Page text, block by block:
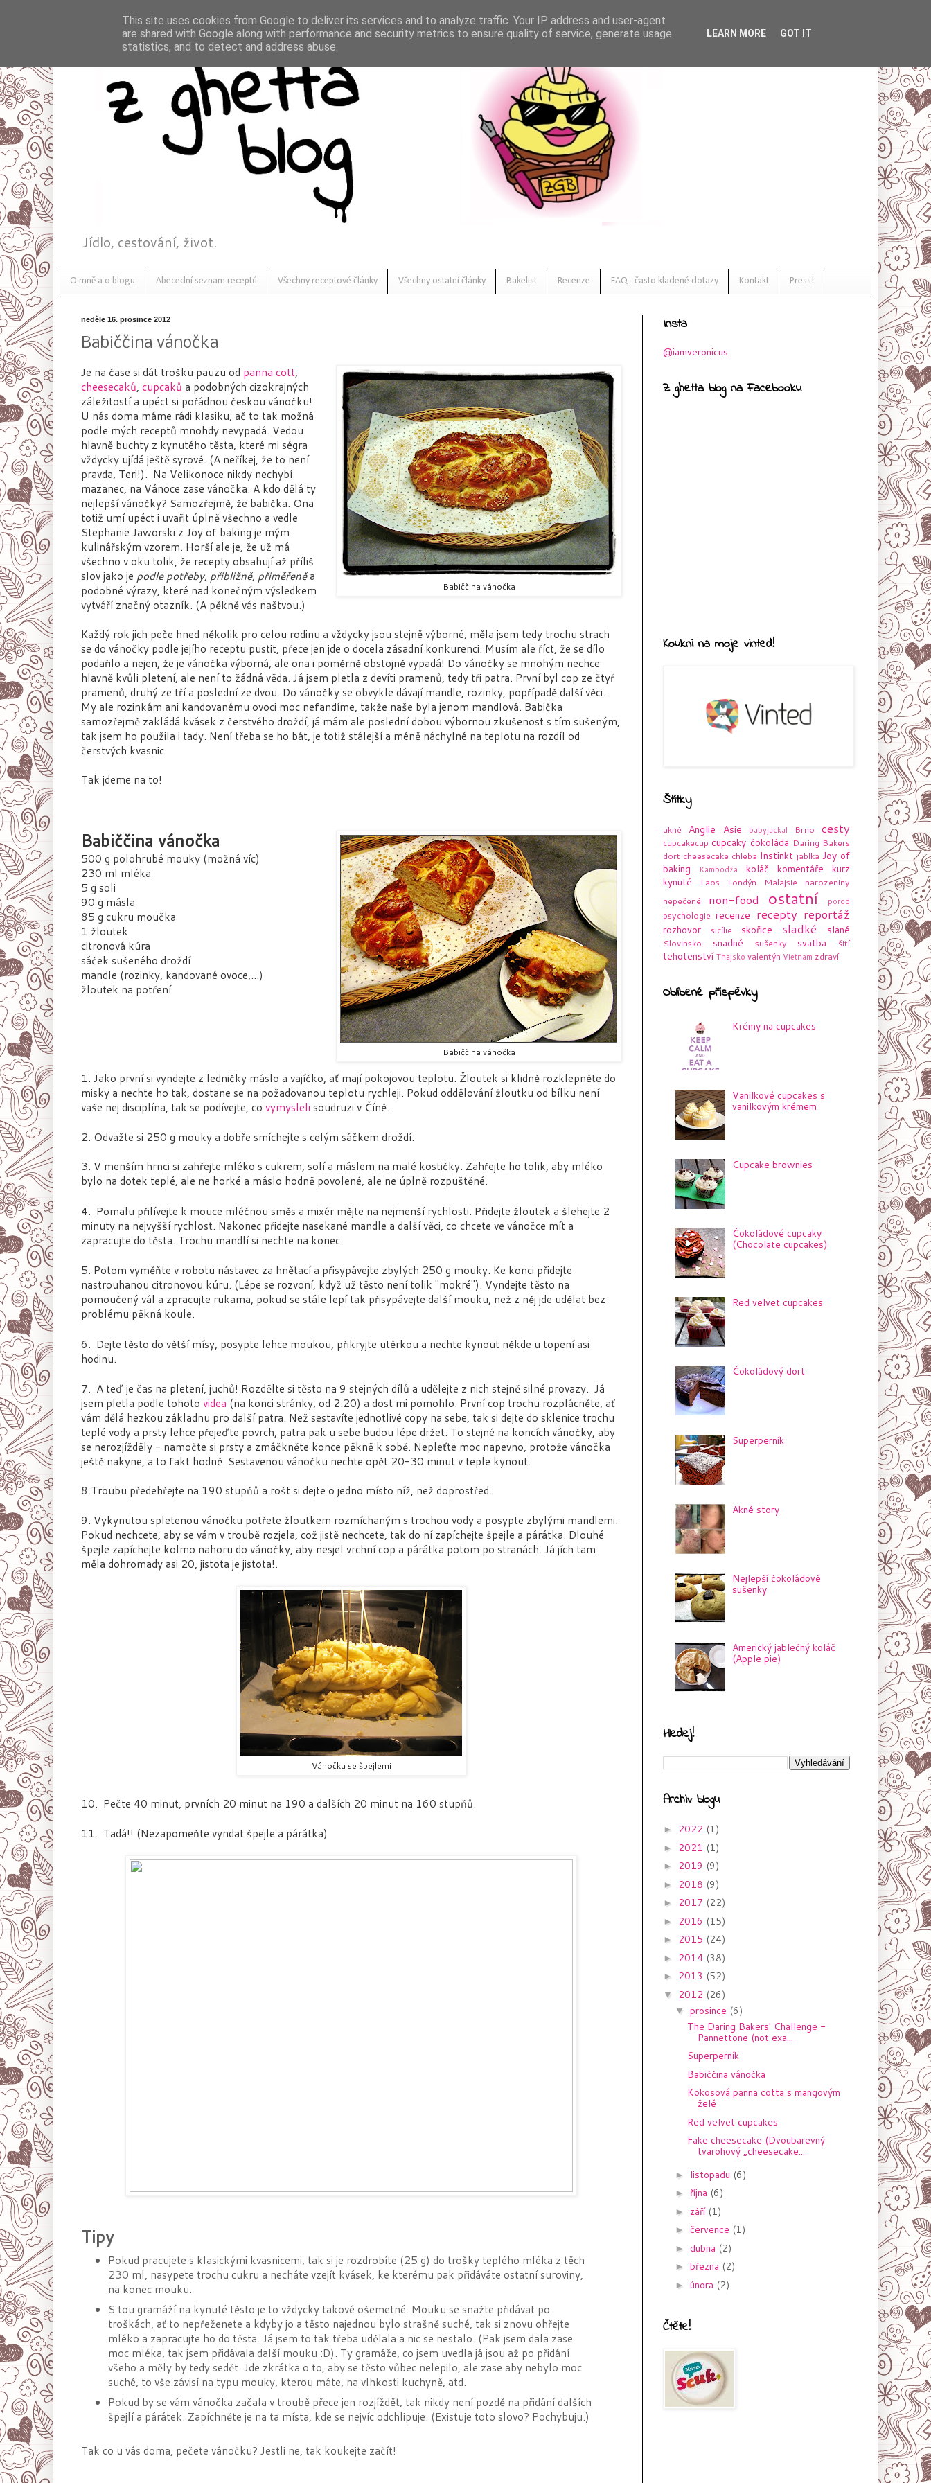
Jídlo, cestování, život.
O mně a o blogu Abecední seznam receptů Všechny receptové články Všechny ostatní články Bakelist Recenze FAQ - často kladené dotazy Kontakt Press!
neděle 16. prosince 2012
Babiččina vánočka
Babiččina vánočka
Je na čase si dát trošku pauzu od panna cott,
cheesecaků, cupcaků a podobných cizokrajných
záležitostí a upéct si pořádnou českou vánočku!
U nás doma máme rádi klasiku, ač to tak možná
podle mých receptů mnohdy nevypadá. Vedou
hlavně buchty z kynutého těsta, které mi ségra
vždycky ujídá ještě syrové. (A neříkej, že to není
pravda, Teri!). Na Velikonoce nikdy nechybí
mazanec, na Vánoce zase vánočka. A kdo dělá ty
nejlepší vánočky? Samozřejmě, že babička. Ona
totiž umí upéct i uvařit úplně všechno a vedle
Stephanie Jaworski z Joy of baking je mým
kulinářským vzorem. Horší ale je, že už má
všechno v oku tolik, že recepty obsahují až příliš
slov jako je podle potřeby, přibližně, přiměřeněa
podobné výrazy, které nad konečným výsledkem
vytváří značný otazník. (A pěkně vás naštvou.)
Každý rok jich peče hned několik pro celou rodinu a vždycky jsou stejně výborné, měla jsem tedy trochu strach
se do vánočky podle jejího receptu pustit, přece jen jde o docela zásadní konkurenci. Musím ale říct, že se dílo
podařilo a nejen, že je vánočka výborná, ale ona i poměrně obstojně vypadá! Do vánočky se mnohým nechce
hlavně kvůli pletení, ale není to žádná věda. Já jsem pletla z devíti pramenů, tedy tři patra. První byl cop ze čtyř
pramenů, druhý ze tří a poslední ze dvou. Do vánočky se obvykle dávají mandle, rozinky, popřípadě další věci.
My ale rozinkám ani kandovanému ovoci moc nefandíme, takže naše byla jenom mandlová. Babička
samozřejmě zakládá kvásek z čerstvého droždí, já mám ale poslední dobou výbornou zkušenost s tím sušeným,
tak jsem ho použila i tady. Není třeba se ho bát, je totiž stálejší a méně náchylné na teplotu na rozdíl od
čerstvých kvasnic.
Tak jdeme na to!
Babiččina vánočka
Babiččina vánočka
500 g polohrubé mouky (možná víc)
230 ml mléka
5 g soli
90 g másla
85 g cukru moučka
1 žloutek
citronová kúra
sáček sušeného droždí
mandle (rozinky, kandované ovoce,...)
žloutek na potření
1. Jako první si vyndejte z ledničky máslo a vajíčko, ať mají pokojovou teplotu. Žloutek si klidně rozklepněte do
misky a nechte ho tak, dostane se na požadovanou teplotu rychleji. Pokud oddělování žloutku od bílku není
vaše nej disciplína, tak se podívejte, co vymysleli soudruzi v Číně.
2. Odvažte si 250 g mouky a dobře smíchejte s celým sáčkem droždí.
3. V menším hrnci si zahřejte mléko s cukrem, solí a máslem na malé kostičky. Zahřejte ho tolik, aby mléko
bylo na dotek teplé, ale ne horké a máslo hodně povolené, ale ne úplně rozpuštěné.
4. Pomalu přilívejte k mouce mléčnou směs a mixér mějte na nejmenší rychlosti. Přidejte žloutek a šlehejte 2
minuty na nejvyšší rychlost. Nakonec přidejte nasekané mandle a další věci, co chcete ve vánočce mít a
zapracujte do těsta. Trochu mandlí si nechte na konec.
5. Potom vyměňte v robotu nástavec za hnětací a přisypávejte zbylých 250 g mouky. Ke konci přidejte
nastrouhanou citronovou kúru. (Lépe se rozvoní, když už těsto není tolik "mokré"). Vyndejte těsto na
pomoučený vál a zpracujte rukama, pokud se stále lepí tak přisypávejte další mouku, než z něj jde udělat bez
problému pěkná koule.
6. Dejte těsto do větší mísy, posypte lehce moukou, přikryjte utěrkou a nechte kynout někde u topení asi
hodinu.
7. A teď je čas na pletení, juchů! Rozdělte si těsto na 9 stejných dílů a udělejte z nich stejně silné provazy. Já
jsem pletla podle tohoto videa (na konci stránky, od 2:20) a dost mi pomohlo. První cop trochu rozplácněte, ať
vám dělá hezkou základnu pro další patra. Než sestavíte jednotlivé copy na sebe, tak si dejte do sklenice trochu
teplé vody a prsty lehce přejeďte povrch, patra pak u sebe budou lépe držet. To stejné na koncích vánočky, aby
se nerozjížděly - namočte si prsty a zmáčkněte konce pěkně k sobě. Nepleťte moc napevno, protože vánočka
ještě nakyne, a to fakt hodně. Sestavenou vánočku nechte opět 20-30 minut v teple kynout.
8.Troubu předehřejte na 190 stupňů a rošt si dejte o jedno místo níž, než doprostřed.
9. Vykynutou spletenou vánočku potřete žloutkem rozmíchaným s trochou vody a posypte zbylými mandlemi.
Pokud nechcete, aby se vám v troubě rozjela, což jistě nechcete, tak do ní zapíchejte špejle a párátka. Dlouhé
špejle zapíchejte kolmo nahoru do vánočky, aby nesjel vrchní cop a párátka potom po stranách. Já jích tam
měla dohromady asi 20, jistota je jistota!.
Vánočka se špejlemi
10. Pečte 40 minut, prvních 20 minut na 190 a dalších 20 minut na 160 stupňů.
11. Tadá!! (Nezapomeňte vyndat špejle a párátka)
Tipy
Pokud pracujete s klasickými kvasnicemi, tak si je rozdrobíte (25 g) do trošky teplého mléka z těch
230 ml, nasypete trochu cukru a necháte vzejít kvásek, ke kterému pak přidáváte ostatní suroviny,
na konec mouku.
S tou gramáží na kynuté těsto je to vždycky takové ošemetné. Mouku se snažte přidávat po
troškách, ať to nepřeženete a kdyby jo a těsto najednou bylo strašně suché, tak si znovu ohřejte
mléko a zapracujte ho do těsta. Já jsem to tak třeba udělala a nic se nestalo. (Pak jsem dala zase
moc mléka, tak jsem přidávala další mouku :D). Ty gramáže, co jsem uvedla já jsou až po přidání
všeho a měly by tedy sedět. Jde zkrátka o to, aby se těsto vůbec nelepilo, ale zase aby nebylo moc
suché, to vše závisí na typu mouky, kterou máte, na vlhkosti kuchyně, atd.
Pokud by se vám vánočka začala v troubě přece jen rozjíždět, tak nikdy není pozdě na přidání dalších
špejlí a párátek. Zapíchněte je na ta místa, kde se nejvíc odchlipuje. (Existuje toto slovo? Pochybuju.)
Tak co u vás doma, pečete vánočku? Jestli ne, tak koukejte začít!
Insta
@iamveronicus
Z ghetta blog na Facebooku
Koukni na moje vinted!
Štítky
akné Anglie Asie babyjackal Brno cesty
cupcakecup cupcaky čokoláda Daring Bakers
dort cheesecake chleba Instinkt jablka Joy of
baking
Kambodža koláč komentáře
kurz
kynuté
Laos Londýn Malajsie
narozeniny
nepečené
non-food ostatní porod
psychologie recenze recepty reportáž
rozhovor sicílie skořice sladké slané
Slovinsko snadné sušenky svatba šití
tehotenství Thajsko valentýn Vietnam zdraví
Oblíbené příspěvky
Krémy na cupcakes
Vanilkové cupcakes s
vanilkovým krémem
Cupcake brownies
Čokoládové cupcaky
(Chocolate cupcakes)
Red velvet cupcakes
Čokoládový dort
Superperník
Akné story
Nejlepší čokoládové
sušenky
Americký jablečný koláč
(Apple pie)
Hledej!
Archiv blogu
► 2022 (1)
► 2021 (1)
► 2019 (9)
► 2018 (9)
► 2017 (22)
► 2016 (15)
► 2015 (24)
► 2014 (38)
► 2013 (52)
▼ 2012 (26)
▼ prosince (6)
The Daring Bakers' Challenge -
Pannettone (not exa...
Superperník
Babiččina vánočka
Kokosová panna cotta s mangovým
želé
Red velvet cupcakes
Fake cheesecake (Dvoubarevný
tvarohový „cheesecake...
► listopadu (6)
► října (6)
► září (1)
► července (1)
► dubna (2)
► března (2)
► února (2)
Čtěte!
This site uses cookies from Google to deliver its services and to analyze traffic. Your IP address and user-agent
are shared with Google along with performance and security metrics to ensure quality of service, generate usage
statistics, and to detect and address abuse.
LEARN MORE GOT IT